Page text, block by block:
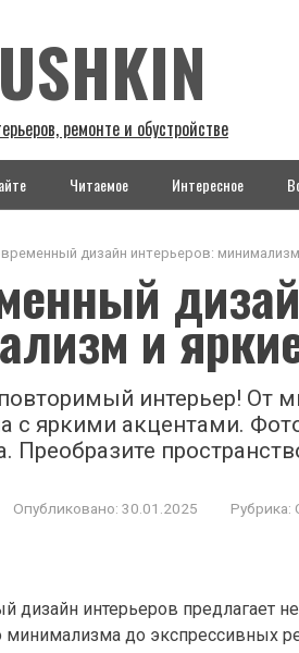
ремонте и обустройстве
Читаемое Интересное
дизайн интерьеров:
и
интерьер! От
с яркими акцентами.
Преобразите
Опубликовано: 30.01.2025 Рубрика:
дизайн интерьеров предлагает
минимализма до экспрессивных